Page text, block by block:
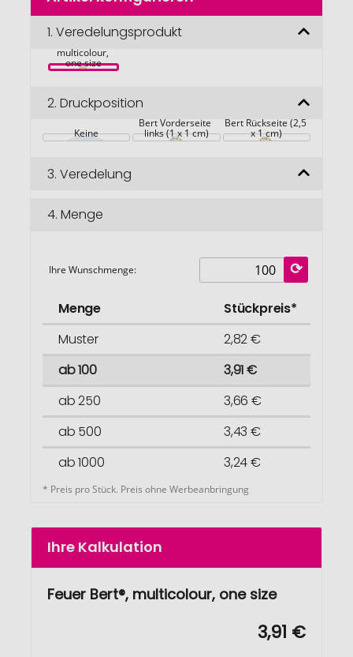
Bildgalerie
1. Veredelungsprodukt
multicolour,
one size
2. Druckposition
Keine
Bert Vorderseite
links (1 x 1 cm)
Bert Rückseite (2,5
x 1 cm)
3. Veredelung
4. Menge
Ihre Wunschmenge:
Menge
Stückpreis*
Muster
2,82 €
ab 100
3,91 €
ab 250
3,66 €
ab 500
3,43 €
ab 1000
3,24 €
* Preis pro Stück. Preis ohne Werbeanbringung
Ihre Kalkulation
Feuer Bert®, multicolour, one size
3,91 €